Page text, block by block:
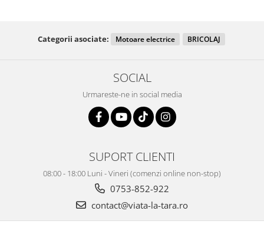
Categorii asociate: Motoare electrice BRICOLAJ
SOCIAL
Urmareste-ne in social media
SUPORT CLIENTI
08:00 - 18:00 Luni - Vineri (comenzi online non-stop)
0753-852-922
contact@viata-la-tara.ro